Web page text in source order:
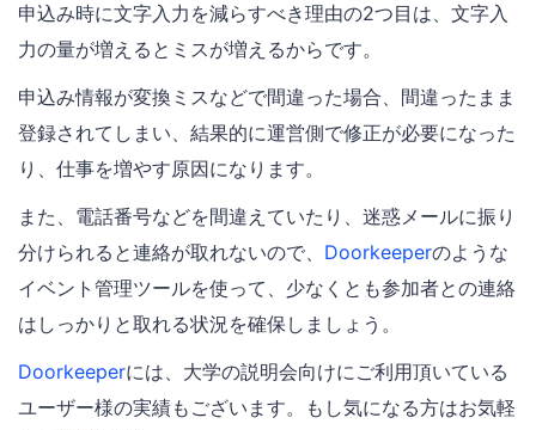
申込み時に文字入力を減らすべき理由の2つ目は、文字入
力の量が増えるとミスが増えるからです。
申込み情報が変換ミスなどで間違った場合、間違ったまま
登録されてしまい、結果的に運営側で修正が必要になった
り、仕事を増やす原因になります。
また、電話番号などを間違えていたり、迷惑メールに振り
分けられると連絡が取れないので、 Doorkeeperのような
イベント管理ツールを使って、少なくとも参加者との連絡
はしっかりと取れる状況を確保しましょう。
Doorkeeperには、大学の説明会向けにご利用頂いている
ユーザー様の実績もございます。もし気になる方はお気軽